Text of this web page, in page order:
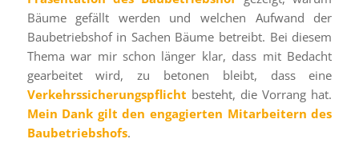
Bäume gefällt werden und welchen Aufwand der
Baubetriebshof in Sachen Bäume betreibt. Bei diesem
Thema war mir schon länger klar, dass mit Bedacht
gearbeitet wird, zu betonen bleibt, dass eine
Verkehrssicherungspflicht besteht, die Vorrang hat.
Mein Dank gilt den engagierten Mitarbeitern des
Baubetriebshofs.